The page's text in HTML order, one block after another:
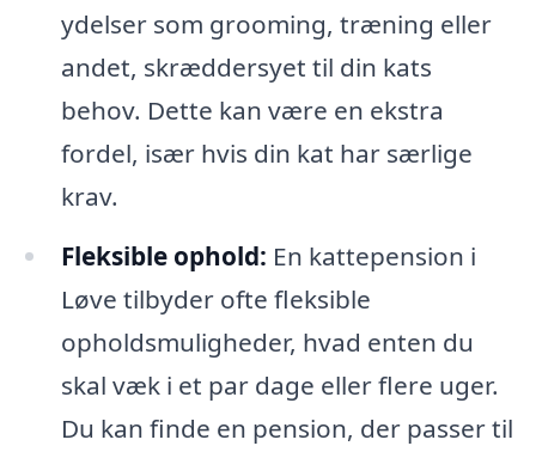
ydelser som grooming, træning eller
andet, skræddersyet til din kats
behov. Dette kan være en ekstra
fordel, især hvis din kat har særlige
krav.
Fleksible ophold: En kattepension i
Løve tilbyder ofte fleksible
opholdsmuligheder, hvad enten du
skal væk i et par dage eller flere uger.
Du kan finde en pension, der passer til